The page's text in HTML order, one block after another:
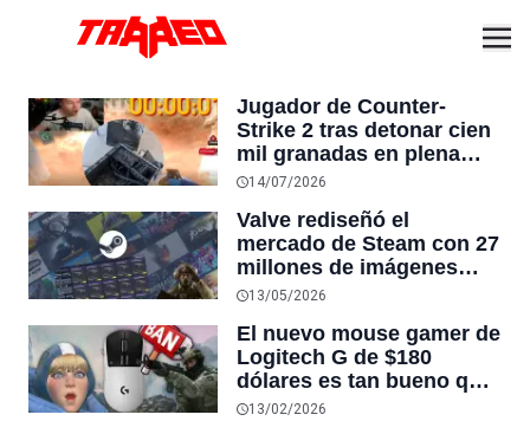
Jugador de Counter-
Strike 2 tras detonar cien
mil granadas en plena
partida en vivo destruye
gráfica está acabada”
14/07/2026
Valve rediseñó el
mercado de Steam con 27
millones de imágenes
únicas y ahora puedes
cada skin de CS2 sin abrir
el juego
13/05/2026
El nuevo mouse gamer de
Logitech G de $180
dólares es tan bueno que
los jugadores son
13/02/2026